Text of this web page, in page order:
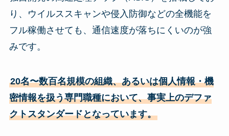
り、ウイルススキャンや侵入防御などの全機能を
フル稼働させても、通信速度が落ちにくいのが強
みです。
20名〜数百名規模の組織、あるいは個人情報・機
密情報を扱う専門職種において、事実上のデファ
クトスタンダードとなっています。